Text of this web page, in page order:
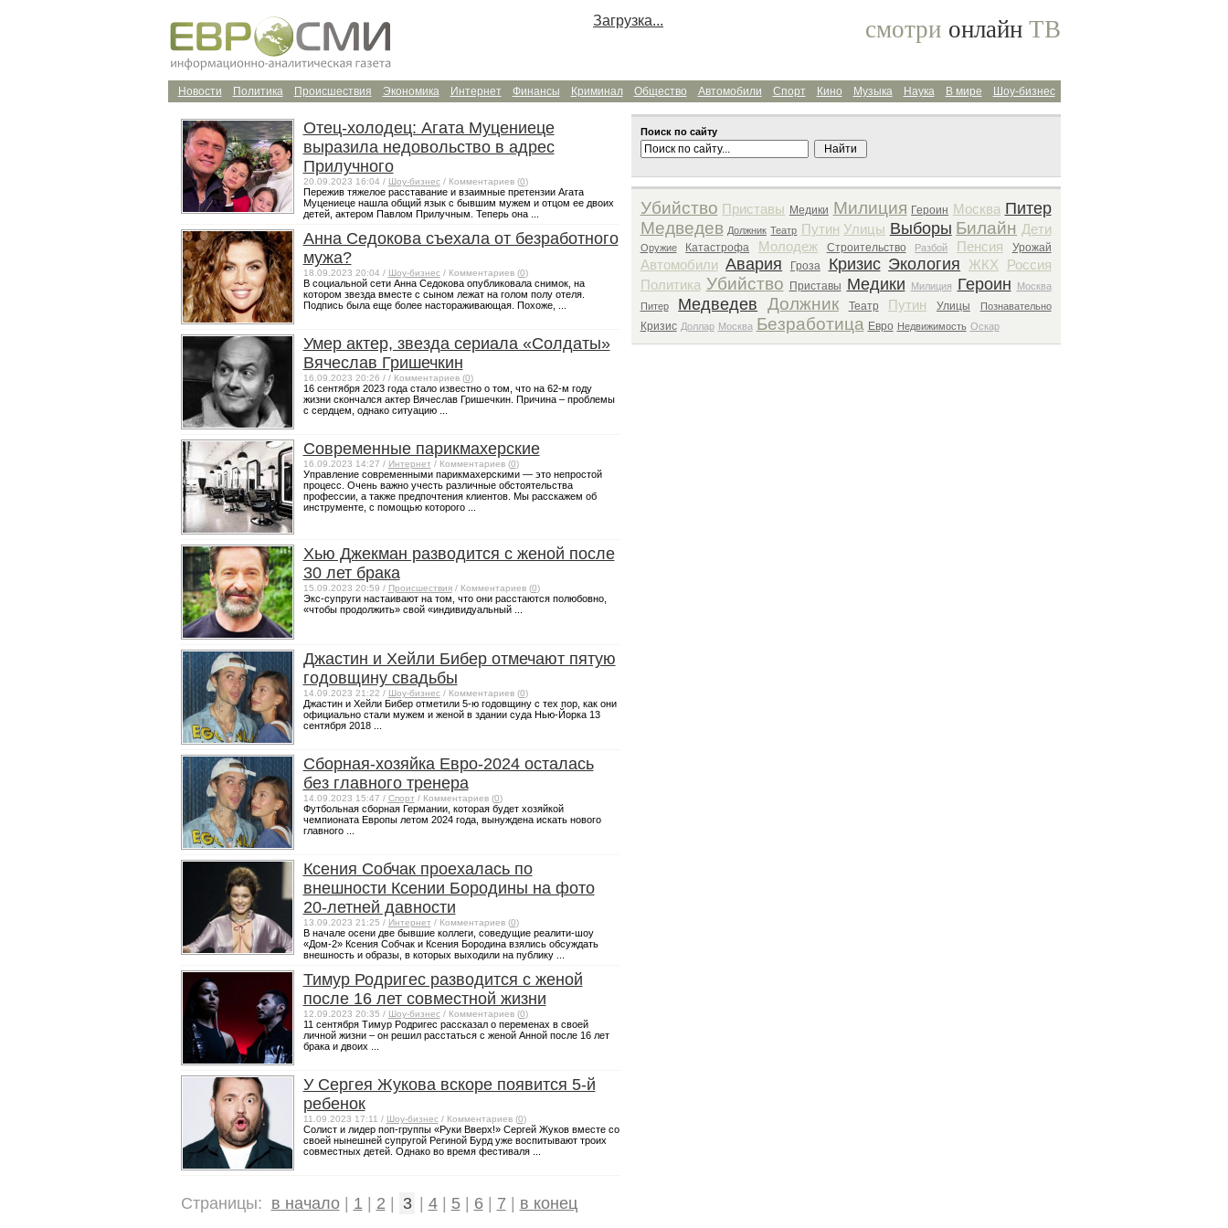
смотри онлайн ТВ
Шоу-бизнес
В мире
Наука
Музыка
Кино
Спорт
Автомобили
Общество
Криминал
Финансы
Интернет
Экономика
Происшествия
Политика
Новости
Отец-холодец: Агата Муцениеце
выразила недовольство в адрес
Прилучного
20.09.2023 16:04 / Шоу-бизнес/ Комментариев (0)
Пережив тяжелое расставание и взаимные претензии Агата
Муцениеце нашла общий язык с бывшим мужем и отцом ее двоих
детей, актером Павлом Прилучным. Теперь она ...
Анна Седокова съехала от безработного
мужа?
18.09.2023 20:04 / Шоу-бизнес/ Комментариев (0)
В социальной сети Анна Седокова опубликовала снимок, на
котором звезда вместе с сыном лежат на голом полу отеля.
Подпись была еще более настораживающая. Похоже, ...
Умер актер, звезда сериала «Солдаты»
Вячеслав Гришечкин
16.09.2023 20:26 / / Комментариев (0)
16 сентября 2023 года стало известно о том, что на 62-м году
жизни скончался актер Вячеслав Гришечкин. Причина – проблемы
с сердцем, однако ситуацию ...
Современные парикмахерские
16.09.2023 14:27 / Интернет/ Комментариев (0)
Управление современными парикмахерскими — это непростой
процесс. Очень важно учесть различные обстоятельства
профессии, а также предпочтения клиентов. Мы расскажем об
инструменте, с помощью которого ...
Хью Джекман разводится с женой после
30 лет брака
15.09.2023 20:59 / Происшествия/ Комментариев (0)
Экс-супруги настаивают на том, что они расстаются полюбовно,
«чтобы продолжить» свой «индивидуальный ...
Джастин и Хейли Бибер отмечают пятую
годовщину свадьбы
14.09.2023 21:22 / Шоу-бизнес/ Комментариев (0)
Джастин и Хейли Бибер отметили 5-ю годовщину с тех пор, как они
официально стали мужем и женой в здании суда Нью-Йорка 13
сентября 2018 ...
Сборная-хозяйка Евро-2024 осталась
без главного тренера
14.09.2023 15:47 / Спорт/ Комментариев (0)
Футбольная сборная Германии, которая будет хозяйкой
чемпионата Европы летом 2024 года, вынуждена искать нового
главного ...
Ксения Собчак проехалась по
внешности Ксении Бородины на фото
20-летней давности
13.09.2023 21:25 / Интернет/ Комментариев (0)
В начале осени две бывшие коллеги, соведущие реалити-шоу
«Дом-2» Ксения Собчак и Ксения Бородина взялись обсуждать
внешность и образы, в которых выходили на публику ...
Тимур Родригес разводится с женой
после 16 лет совместной жизни
12.09.2023 20:35 / Шоу-бизнес/ Комментариев (0)
11 сентября Тимур Родригес рассказал о переменах в своей
личной жизни – он решил расстаться с женой Анной после 16 лет
брака и двоих ...
У Сергея Жукова вскоре появится 5-й
ребенок
11.09.2023 17:11 / Шоу-бизнес/ Комментариев (0)
Солист и лидер поп-группы «Руки Вверх!» Сергей Жуков вместе со
своей нынешней супругой Региной Бурд уже воспитывают троих
совместных детей. Однако во время фестиваля ...
Страницы: в начало| 1 2 3 4| 5| 6| 7 в конец
Поиск по сайту
Поиск архива
Убийство Приставы Медики Милиция Героин Москва Питер
Медведев Должник Театр Путин Улицы Выборы Билайн Дети
Оружие Катастрофа Молодеж Строительство Разбой Пенсия Урожай
Автомобили Авария Гроза Кризис Экология ЖКХ
Россия
Политика Убийство Приставы Медики Милиция Героин
Москва
Питер
Медведев Должник Театр Путин Улицы Познавательно
Кризис Доллар Москва Безработица Евро Недвижимость Оскар
Загрузка...